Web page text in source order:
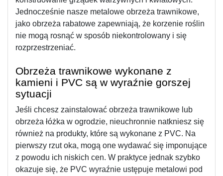
Jednocześnie nasze metalowe obrzeża trawnikowe,
jako obrzeża rabatowe zapewniają, że korzenie roślin
nie mogą rosnąć w sposób niekontrolowany i się
rozprzestrzeniać.
Obrzeża trawnikowe wykonane z
kamieni i PVC są w wyraźnie gorszej
sytuacji
Jeśli chcesz zainstalować obrzeża trawnikowe lub
obrzeża łóżka w ogrodzie, nieuchronnie natkniesz się
również na produkty, które są wykonane z PVC. Na
pierwszy rzut oka, mogą one wydawać się imponujące
z powodu ich niskich cen. W praktyce jednak szybko
okazuje się, że PVC wyraźnie ustępuje metalowi pod